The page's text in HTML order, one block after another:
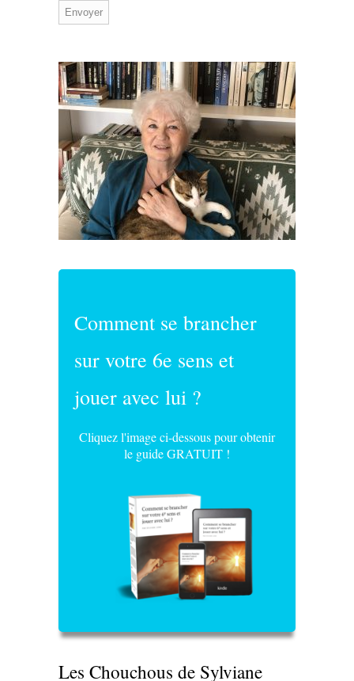
Comment se brancher
sur votre 6e sens et
jouer avec lui ?
Cliquez l'image ci-dessous pour obtenir
le guide GRATUIT !
Les Chouchous de Sylviane